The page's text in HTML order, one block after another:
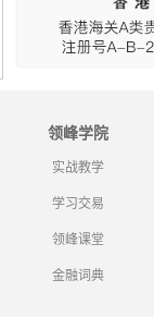
领峰学院
实战教学
学习交易
领峰课堂
金融词典